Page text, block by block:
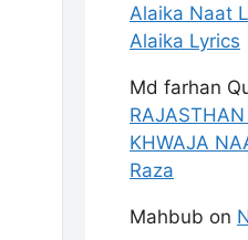
Alaika Naat
Alaika Lyrics
Md farhan
KHWAJA
Raza
Mahbub on